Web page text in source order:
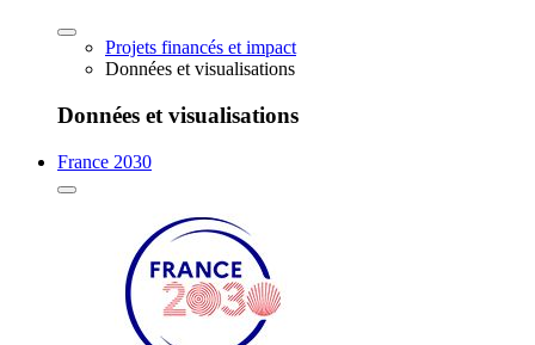
Projets financés et impact
Données et visualisations
Données et visualisations
France 2030